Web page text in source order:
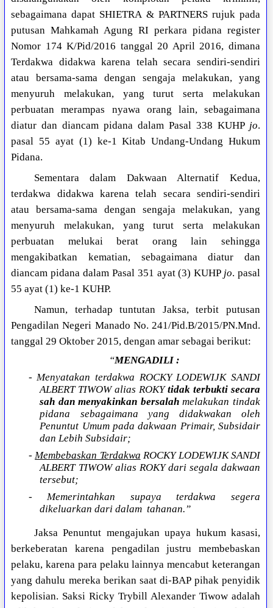
sebagaimana dapat SHIETRA & PARTNERS rujuk pada
putusan Mahkamah Agung RI perkara pidana register
Nomor 174 K/Pid/2016 tanggal 20 April 2016, dimana
Terdakwa didakwa karena telah secara sendiri-sendiri
atau bersama-sama dengan sengaja melakukan, yang
menyuruh melakukan, yang turut serta melakukan
perbuatan merampas nyawa orang lain, sebagaimana
diatur dan diancam pidana dalam Pasal 338 KUHP jo.
pasal 55 ayat (1) ke-1 Kitab Undang-Undang Hukum
Pidana.
Sementara dalam Dakwaan Alternatif Kedua,
terdakwa didakwa karena telah secara sendiri-sendiri
atau bersama-sama dengan sengaja melakukan, yang
menyuruh melakukan, yang turut serta melakukan
perbuatan melukai berat orang lain sehingga
mengakibatkan kematian, sebagaimana diatur dan
diancam pidana dalam Pasal 351 ayat (3) KUHP jo. pasal
55 ayat (1) ke-1 KUHP.
Namun, terhadap tuntutan Jaksa, terbit putusan
Pengadilan Negeri Manado No. 241/Pid.B/2015/PN.Mnd.
tanggal 29 Oktober 2015, dengan amar sebagai berikut:
“MENGADILI :
- Menyatakan terdakwa ROCKY LODEWIJK SANDI
ALBERT TIWOW alias ROKYtidak terbukti secara
sah dan menyakinkan bersalahmelakukan tindak
pidana sebagaimana yang didakwakan oleh
Penuntut Umum pada dakwaan Primair, Subsidair
dan Lebih Subsidair;
-Membebaskan Terdakwa ROCKY LODEWIJK SANDI
ALBERT TIWOW alias ROKY dari segala dakwaan
tersebut;
- Memerintahkan supaya terdakwa segera
dikeluarkan dari dalam tahanan.”
Jaksa Penuntut mengajukan upaya hukum kasasi,
berkeberatan karena pengadilan justru membebaskan
pelaku, karena para pelaku lainnya mencabut keterangan
yang dahulu mereka berikan saat di-BAP pihak penyidik
kepolisian. Saksi Ricky Trybill Alexander Tiwow adalah